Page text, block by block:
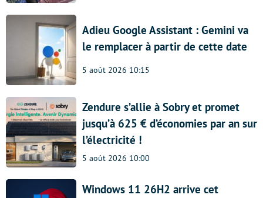
Adieu Google Assistant : Gemini va
le remplacer à partir de cette date
5 août 2026 10:15
Zendure s’allie à Sobry et promet
jusqu’à 625 € d’économies par an sur
l’électricité !
5 août 2026 10:00
Windows 11 26H2 arrive cet